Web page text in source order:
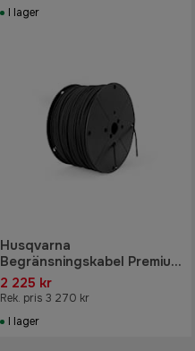
I lager
Husqvarna
Begränsningskabel Premium
150 m
2 225 kr
Rek. pris 3 270 kr
I lager